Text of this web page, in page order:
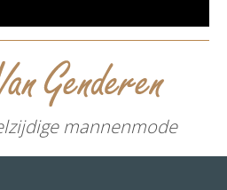
mannenmode